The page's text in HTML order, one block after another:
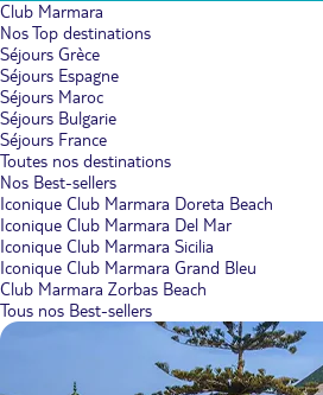
Club Marmara
Nos Top destinations
Séjours Grèce
Séjours Espagne
Séjours Maroc
Séjours Bulgarie
Séjours France
Toutes nos destinations
Nos Best-sellers
Iconique Club Marmara Doreta Beach
Iconique Club Marmara Del Mar
Iconique Club Marmara Sicilia
Iconique Club Marmara Grand Bleu
Club Marmara Zorbas Beach
Tous nos Best-sellers